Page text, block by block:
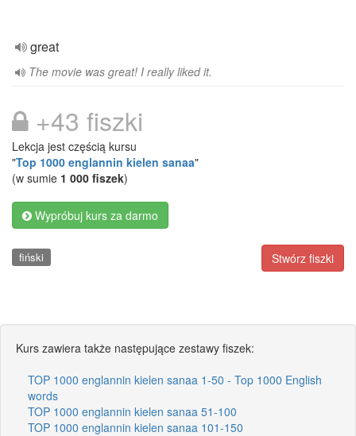
great
The movie was great! I really liked it.
+43 fiszki
Lekcja jest częścią kursu
"Top 1000 englannin kielen sanaa"
(w sumie 1 000 fiszek)
Wypróbuj kurs za darmo
Stwórz fiszki
fiński
Kurs zawiera także następujące zestawy fiszek:
TOP 1000 englannin kielen sanaa 1-50 - Top 1000 English
words
TOP 1000 englannin kielen sanaa 51-100
TOP 1000 englannin kielen sanaa 101-150